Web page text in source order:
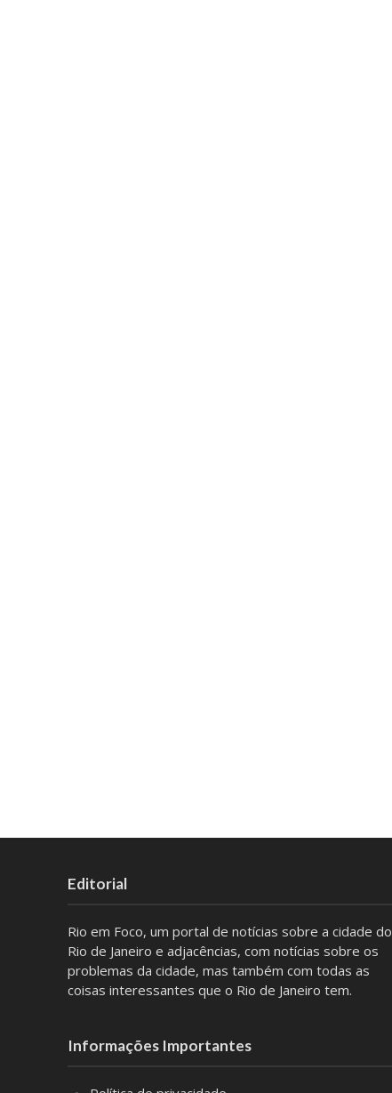
Editorial
Rio em Foco, um portal de notícias sobre a cidade do
Rio de Janeiro e adjacências, com notícias sobre os
problemas da cidade, mas também com todas as
coisas interessantes que o Rio de Janeiro tem.
Informações Importantes